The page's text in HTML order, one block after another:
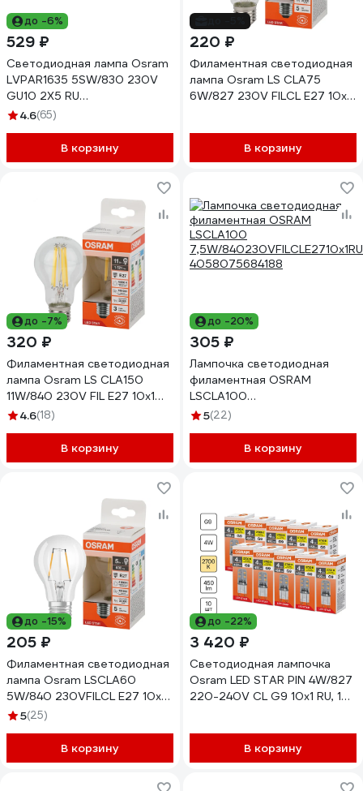
до -6%
529 ₽
Светодиодная лампа Osram
LVPAR1635 5SW/830 230V
GU10 2X5 RU
4058075584747
4.6(65)
В корзину
220 ₽
Филаментная светодиодная
лампа Osram LS CLA75
6W/827 230V FILCL E27 10x1
В корзину
до -7%
320 ₽
Филаментная светодиодная
лампа Osram LS CLA150
11W/840 230V FIL E27 10x1
4058075684249
4.6(18)
В корзину
до -20%
305 ₽
Лампочка светодиодная
филаментная OSRAM
LSCLA100
7,5W/840230VFILCLE2710x1RU
5(22)
В корзину
до -15%
205 ₽
Филаментная светодиодная
лампа Osram LSCLA60
5W/840 230VFILCL E27 10x1
4058075684034
5(25)
В корзину
до -22%
3 420 ₽
Светодиодная лампочка
Osram LED STAR PIN 4W/827
220-240V CL G9 10x1 RU, 10
В корзину